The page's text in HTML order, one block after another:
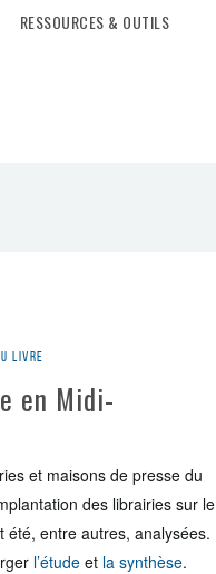
RESSOURCES & OUTILS
livre
en Midi-
et maisons de presse du
des librairies sur le
été, entre autres, analysées.
l’étude et la synthèse.